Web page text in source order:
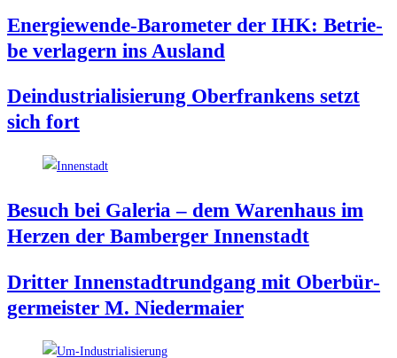
Ener­gie­wen­de-Baro­me­ter der IHK: Betrie­
be ver­la­gern ins Ausland
Deindus­tria­li­sie­rung Ober­fran­kens setzt
sich fort
Besuch bei Gale­ria – dem Waren­haus im
Her­zen der Bam­ber­ger Innenstadt
Drit­ter Innen­stadt­rund­gang mit Ober­bür­
ger­meis­ter M. Niedermaier